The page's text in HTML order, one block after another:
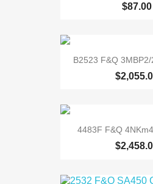
$87.00
B2523 F&Q
4483F F&Q